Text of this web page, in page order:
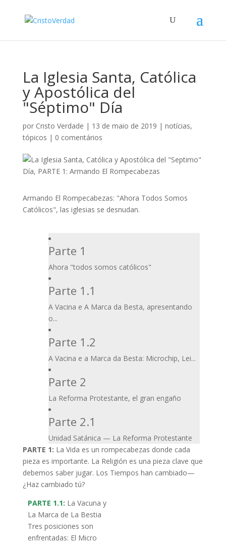
La Iglesia Santa, Católica
y Apostólica del
"Séptimo" Día
por Cristo Verdade | 13 de maio de 2019 | notícias,
tópicos | 0 comentários
Armando El Rompecabezas: "Ahora Todos Somos
Católicos", las iglesias se desnudan.
Parte 1
Ahora "todos somos católicos"
Parte 1.1
A Vacina e A Marca da Besta, apresentando
o...
Parte 1.2
A Vacina e a Marca da Besta: Microchip, Lei...
Parte 2
La Reforma Protestante, el gran engaño
Parte 2.1
Unidad Satánica — La Reforma Protestante
PARTE 1: La Vida es un rompecabezas donde cada
pieza es importante. La Religión es una pieza clave que
debemos saber jugar. Los Tiempos han cambiado—
¿Haz cambiado tú?
PARTE 1.1: La Vacuna y
La Marca de La Bestia
Tres posiciones son
enfrentadas: El Micro